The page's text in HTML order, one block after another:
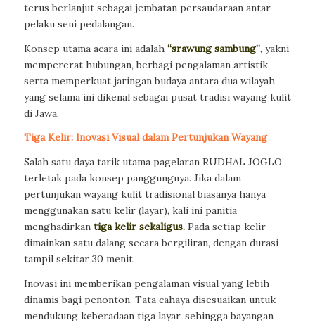
terus berlanjut sebagai jembatan persaudaraan antar
pelaku seni pedalangan.
Konsep utama acara ini adalah “srawung sambung”, yakni
mempererat hubungan, berbagi pengalaman artistik,
serta memperkuat jaringan budaya antara dua wilayah
yang selama ini dikenal sebagai pusat tradisi wayang kulit
di Jawa.
Tiga Kelir: Inovasi Visual dalam Pertunjukan Wayang
Salah satu daya tarik utama pagelaran RUDHAL JOGLO
terletak pada konsep panggungnya. Jika dalam
pertunjukan wayang kulit tradisional biasanya hanya
menggunakan satu kelir (layar), kali ini panitia
menghadirkan tiga kelir sekaligus. Pada setiap kelir
dimainkan satu dalang secara bergiliran, dengan durasi
tampil sekitar 30 menit.
Inovasi ini memberikan pengalaman visual yang lebih
dinamis bagi penonton. Tata cahaya disesuaikan untuk
mendukung keberadaan tiga layar, sehingga bayangan